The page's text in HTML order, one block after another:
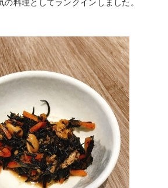
料理としてランクインしました。